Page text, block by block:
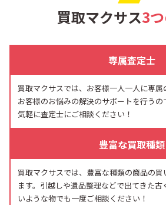
買取マクサス3
専属査定士
買取マクサスでは、お客様一人一人に専属
お客様のお悩みの解決のサポートを行う
気軽に査定士にご相談ください！
豊富な買取種類
買取マクサスでは、豊富な種類の商品の買
ます。引越しや遺品整理などで出てきた
いような物でも一度ご相談ください！